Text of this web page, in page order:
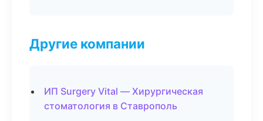
Другие компании
ИП Surgery Vital — Хирургическая
стоматология в Ставрополь